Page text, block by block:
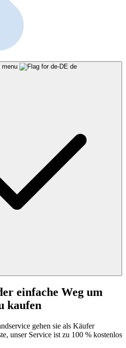
menu de
einfache Weg um
kaufen
gehen sie als Käufer
unser Service ist zu 100 % kostenlos